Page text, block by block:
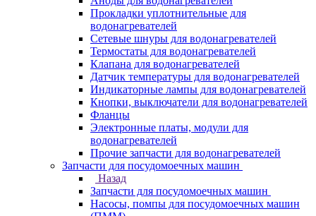
Прокладки уплотнительные для
водонагревателей
Сетевые шнуры для водонагревателей
Термостаты для водонагревателей
Клапана для водонагревателей
Датчик температуры для водонагревателей
Индикаторные лампы для водонагревателей
Кнопки, выключатели для водонагревателей
Фланцы
Электронные платы, модули для
водонагревателей
Прочие запчасти для водонагревателей
Запчасти для посудомоечных машин
Назад
Запчасти для посудомоечных машин
Насосы, помпы для посудомоечных машин